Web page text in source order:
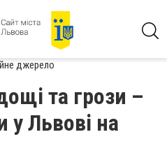
джерело
та грози –
у Львові на